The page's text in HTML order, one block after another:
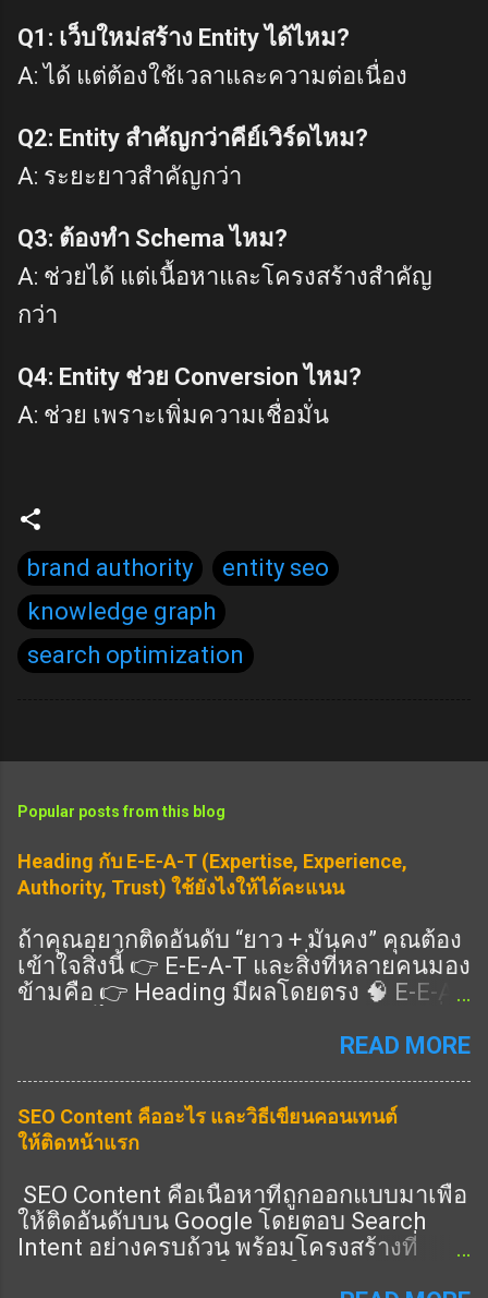
Q1: เว็บใหม่สร้าง Entity ได้ไหม?
A: ได้ แต่ต้องใช้เวลาและความต่อเนื่อง
Q2: Entity สำคัญกว่าคีย์เวิร์ดไหม?
A: ระยะยาวสำคัญกว่า
Q3: ต้องทำ Schema ไหม?
A: ช่วยได้ แต่เนื้อหาและโครงสร้างสำคัญ
กว่า
Q4: Entity ช่วย Conversion ไหม?
A: ช่วย เพราะเพิ่มความเชื่อมั่น
brand authority
entity seo
knowledge graph
search optimization
Popular posts from this blog
Heading กับ E-E-A-T (Expertise, Experience,
Authority, Trust) ใช้ยังไงให้ได้คะแนน
ถ้าคุณอยากติดอันดับ “ยาว + มั่นคง” คุณต้อง
เข้าใจสิ่งนี้ 👉 E-E-A-T และสิ่งที่หลายคนมอง
ข้ามคือ 👉 Heading มีผลโดยตรง 🧠 E-E-A-
ว่าเนื้อหาคุณ: Expertise (ความเชี่ยวชาญ)
ครบ = อันดับดีขึ้น 🎯 Heading ช่วย E-E-A-T
ยังไง ✔️ 1. แสดง Expertise 👉 ใช้ Heading
หัวข้อ “ประสบการณ์จริง” ✔️ 3. แสดง
Authority 👉 มีหัวข้อครบทุกมุม ✔️ 4. แสดง
Trust 👉 มี FAQ / ข้อมูลชัด 🔧 วิธีเขียน
READ MORE
SEO Content คืออะไร และวิธีเขียนคอนเทนต์
ให้ติดหน้าแรก
SEO Content คือเนื้อหาที่ถูกออกแบบมาเพื่อ
ให้ติดอันดับบน Google โดยตอบ Search
Intent อย่างครบถ้วน พร้อมโครงสร้างที่